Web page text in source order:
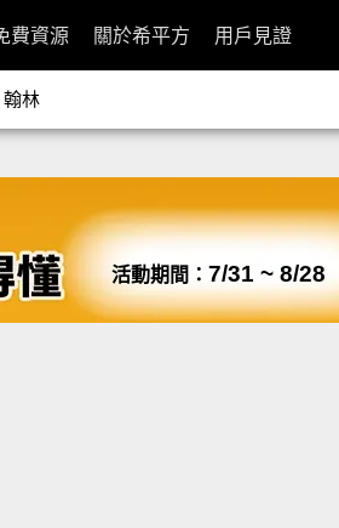
費資源 關於希平方 用戶見證
翰林
活動期間： 7/31 ~ 8/28